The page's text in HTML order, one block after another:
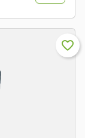
favorite_border